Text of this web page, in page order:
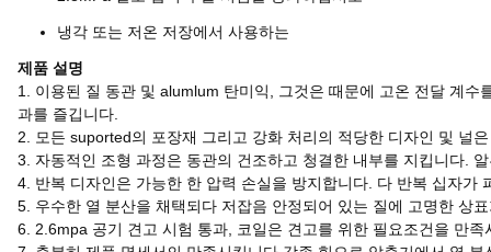
냉각 또는 저온 저장에서 사용하는
제품 설명
1. 이용된 질 동관 및 alumlum 탄미익, 그것은 때문에 고온 전달 계
과를 즐깁니다.
2. 모든 suported의 포장재 그리고 강화 처리의 적당한 디자인 및 널
3. 자동적인 조형 과정은 동관의 건조하고 청결한 내부를 지킵니다.
4. 반복 디자인은 가능한 한 압력 손실을 방지합니다. 다 반복 십자가
5. 우수한 열 분산을 채택되다 저잡음 안정되어 있는 질에 고명한 상
6. 2.6mpa 공기 견고 시험 통과, 코일은 견고를 위한 필요조건을 만족